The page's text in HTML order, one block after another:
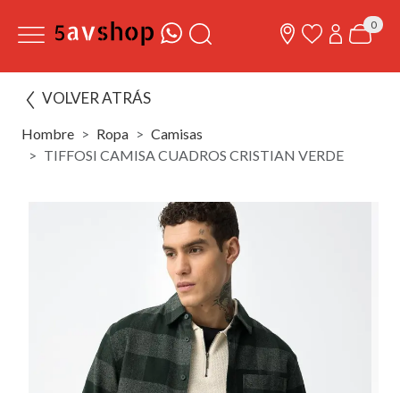
0
VOLVER ATRÁS
Hombre Ropa
Camisas
TIFFOSI CAMISA CUADROS CRISTIAN VERDE